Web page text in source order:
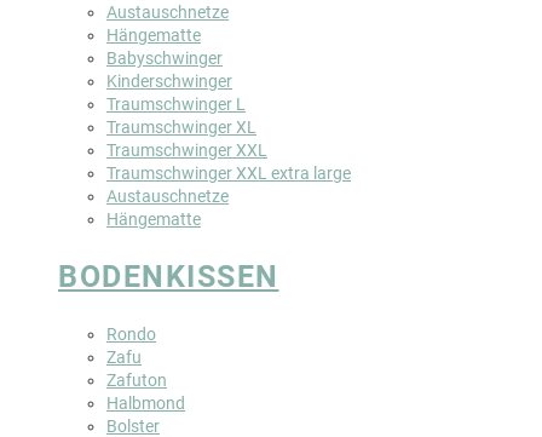
Austauschnetze
Hängematte
Babyschwinger
Kinderschwinger
Traumschwinger L
Traumschwinger XL
Traumschwinger XXL
Traumschwinger XXL extra large
Austauschnetze
Hängematte
BODENKISSEN
Rondo
Zafu
Zafuton
Halbmond
Bolster